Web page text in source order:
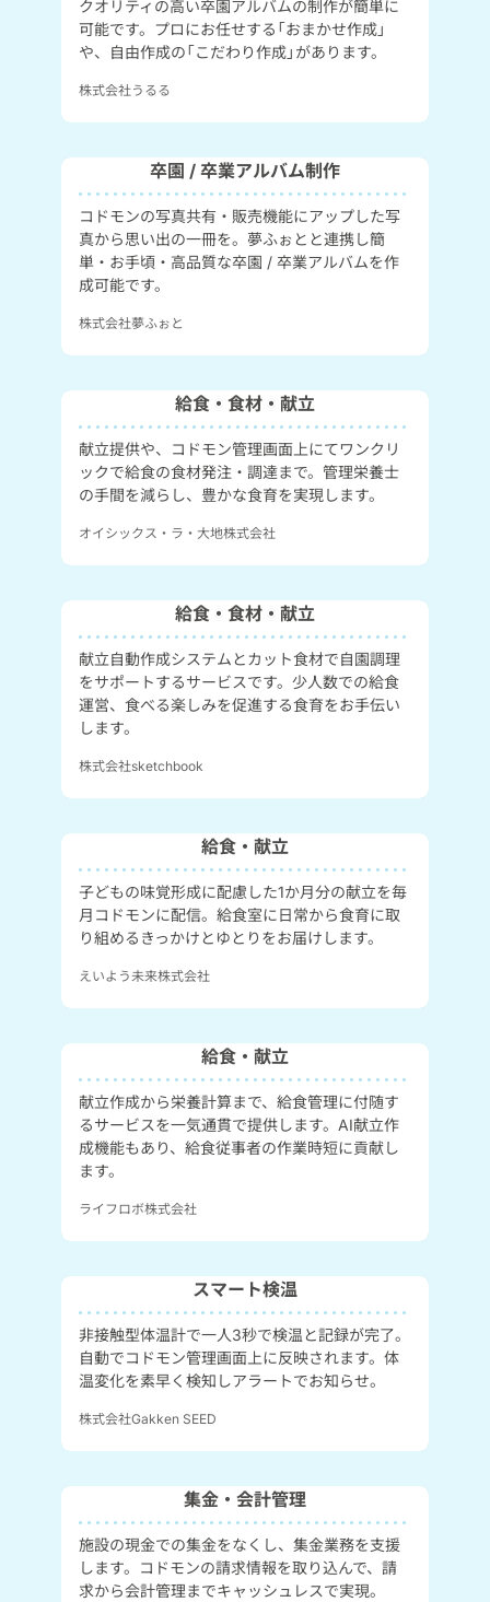
クオリティの高い卒園アルバムの制作が簡単に
可能です。プロにお任せする「おまかせ作成」
や、自由作成の「こだわり作成」があります。
株式会社うるる
卒園 / 卒業アルバム制作
コドモンの写真共有・販売機能にアップした写
真から思い出の一冊を。夢ふぉとと連携し簡
単・お手頃・高品質な卒園 / 卒業アルバムを作
成可能です。
株式会社夢ふぉと
給食・食材・献立
献立提供や、コドモン管理画面上にてワンクリ
ックで給食の食材発注・調達まで。管理栄養士
の手間を減らし、豊かな食育を実現します。
オイシックス・ラ・大地株式会社
給食・食材・献立
献立自動作成システムとカット食材で自園調理
をサポートするサービスです。少人数での給食
運営、食べる楽しみを促進する食育をお手伝い
します。
株式会社sketchbook
給食・献立
子どもの味覚形成に配慮した1か月分の献立を毎
月コドモンに配信。給食室に日常から食育に取
り組めるきっかけとゆとりをお届けします。
えいよう未来株式会社
給食・献立
献立作成から栄養計算まで、給食管理に付随す
るサービスを一気通貫で提供します。AI献立作
成機能もあり、給食従事者の作業時短に貢献し
ます。
ライフロボ株式会社
スマート検温
非接触型体温計で一人3秒で検温と記録が完了。
自動でコドモン管理画面上に反映されます。体
温変化を素早く検知しアラートでお知らせ。
株式会社Gakken SEED​
集金・会計管理
施設の現金での集金をなくし、集金業務を支援
します。コドモンの請求情報を取り込んで、請
求から会計管理までキャッシュレスで実現。